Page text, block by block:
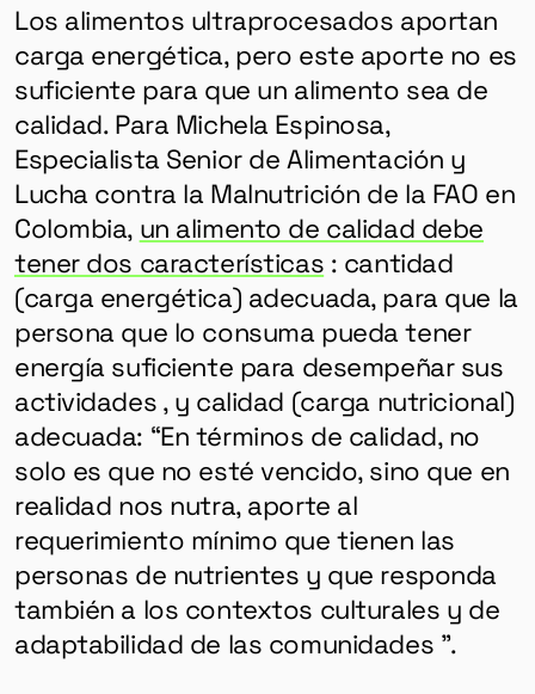
Los alimentos ultraprocesados ​​aportan
carga energética, pero este aporte no es
suficiente para que un alimento sea de
calidad. Para Michela Espinosa,
Especialista Senior de Alimentación y
Lucha contra la Malnutrición de la FAO en
Colombia, un alimento de calidad debe
tener dos características : cantidad
(carga energética) adecuada, para que la
persona que lo consuma pueda tener
energía suficiente para desempeñar sus
actividades , y calidad (carga nutricional)
adecuada: “En términos de calidad, no
solo es que no esté vencido, sino que en
realidad nos nutra, aporte al
requerimiento mínimo que tienen las
personas de nutrientes y que responda
también a los contextos culturales y de
adaptabilidad de las comunidades ”.